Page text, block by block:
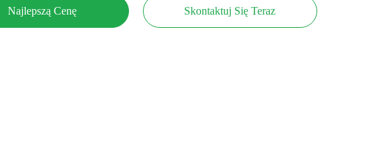
Najlepszą Cenę Skontaktuj Się Teraz